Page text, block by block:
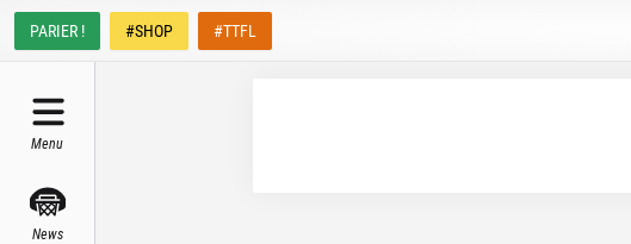
PARIER ! #SHOP #TTFL
Menu
News